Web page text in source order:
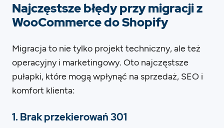
Najczęstsze błędy przy migracji z
WooCommerce do Shopify
Migracja to nie tylko projekt techniczny, ale też
operacyjny i marketingowy. Oto najczęstsze
pułapki, które mogą wpłynąć na sprzedaż, SEO i
komfort klienta:
1. Brak przekierowań 301